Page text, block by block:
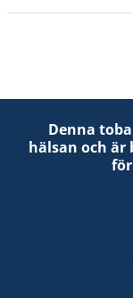
Denna
hälsan och är